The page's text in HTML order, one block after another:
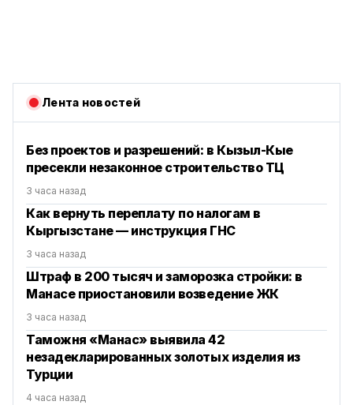
Лента новостей
Без проектов и разрешений: в Кызыл-Кые
пресекли незаконное строительство ТЦ
3 часа назад
Как вернуть переплату по налогам в
Кыргызстане — инструкция ГНС
3 часа назад
Штраф в 200 тысяч и заморозка стройки: в
Манасе приостановили возведение ЖК
3 часа назад
Таможня «Манас» выявила 42
незадекларированных золотых изделия из
Турции
4 часа назад